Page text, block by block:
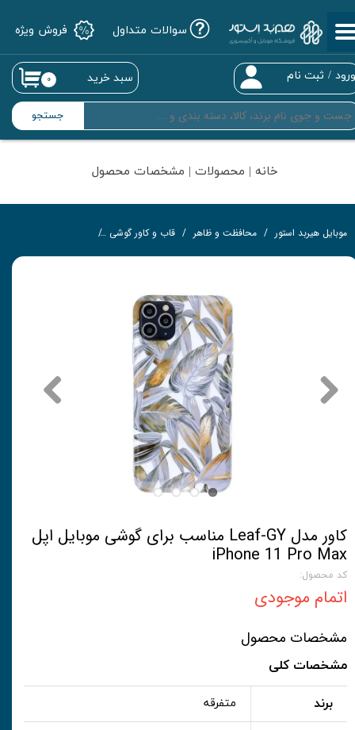
جستجو
/ ثبت نام
حساب کاربری من
تغییر گذر واژه
سفارشات
خروج از حساب کاربری
۰ سبد خرید
سوالات متداول فروش ویژه
خانه | محصولات | مشخصات محصول
موبایل هیربد استور محافظت و ظاهر قاب و کاور گوشی
کاور مدل Leaf-GY مناسب برای گوشی موبایل اپل
iPhone 11 Pro Max
کد محصول:
اتمام موجودی
مشخصات محصول
مشخصات کلی
برند متفرقه